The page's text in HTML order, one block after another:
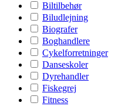
Biltilbehør
Biludlejning
Biografer
Boghandlere
Cykelforretninger
Danseskoler
Dyrehandler
Fiskegrej
Fitness